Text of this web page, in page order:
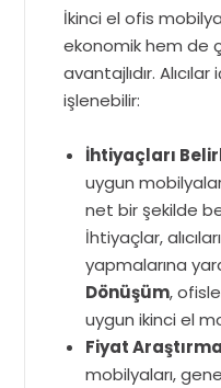
İkinci el ofis
ekonomik hem de
avantajlıdır.
işlenebilir:
İhtiyaçları
uygun
net bir şekilde
İhtiyaçlar,
yapmalarına
Dönüşüm,
uygun ikinci el
Fiyat
mobilyaları,